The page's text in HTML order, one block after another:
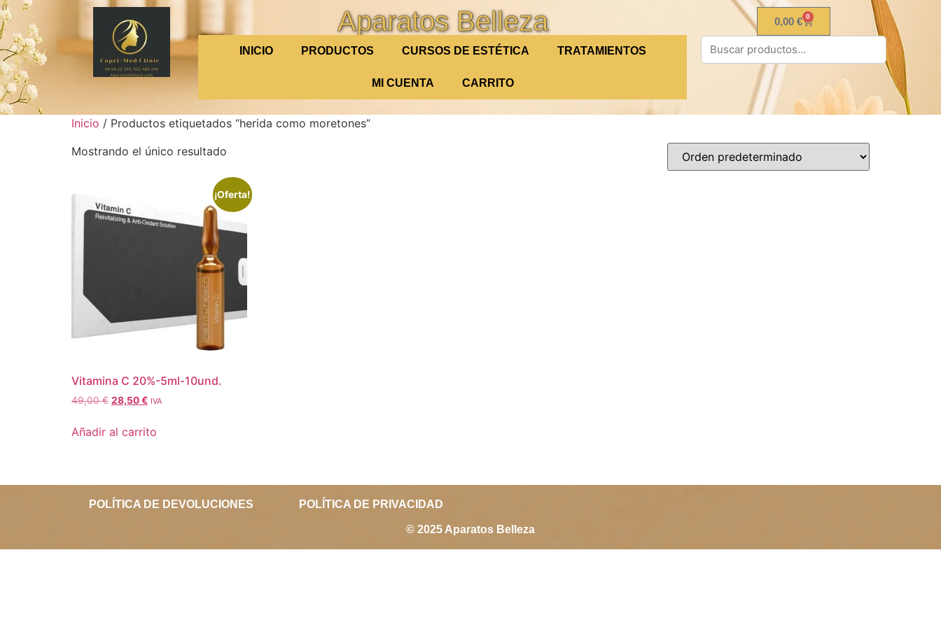
Aparatos Belleza
INICIO PRODUCTOS CURSOS DE ESTÉTICA TRATAMIENTOS
MI CUENTA CARRITO
0,00€ 0
Inicio / Productos etiquetados “herida como moretones”
Mostrando el único resultado
¡Oferta!
Vitamina C 20%-5ml-10und.
49,00€ 28,50€ IVA
Añadir al carrito
POLÍTICA DE DEVOLUCIONES POLÍTICA DE PRIVACIDAD
© 2025 Aparatos Belleza